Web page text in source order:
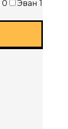
0 Эван 1